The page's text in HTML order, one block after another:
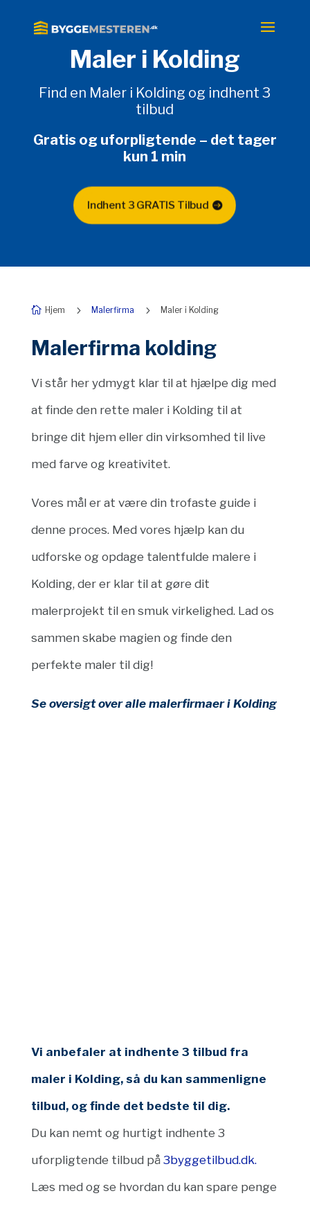
Maler i Kolding
Find en Maler i Kolding og indhent 3
tilbud
Gratis og uforpligtende – det tager
kun 1 min
Indhent 3 GRATIS Tilbud
 Hjem 5 Malerfirma 5 Maler i Kolding
Malerfirma kolding
Vi står her ydmygt klar til at hjælpe dig med
at finde den rette maler i Kolding til at
bringe dit hjem eller din virksomhed til live
med farve og kreativitet.
Vores mål er at være din trofaste guide i
denne proces. Med vores hjælp kan du
udforske og opdage talentfulde malere i
Kolding, der er klar til at gøre dit
malerprojekt til en smuk virkelighed. Lad os
sammen skabe magien og finde den
perfekte maler til dig!
Se oversigt over alle malerfirmaer i Kolding
Vi anbefaler at indhente 3 tilbud fra
maler i Kolding, så du kan sammenligne
tilbud, og finde det bedste til dig.
Du kan nemt og hurtigt indhente 3
uforpligtende tilbud på3byggetilbud.dk.
Læs med og se hvordan du kan spare penge